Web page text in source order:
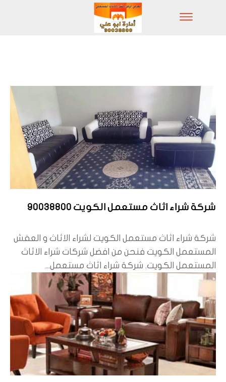
شركة شراء اثاث مستعمل الكويت 90038800
شركة شراء اثاث مستعمل الكويت لشراء الاثاث و العفش
المستعمل الكويت فنحن من افضل شركات شراء الاثاث
المستعمل الكويت. شركة شراء اثاث مستعمل...